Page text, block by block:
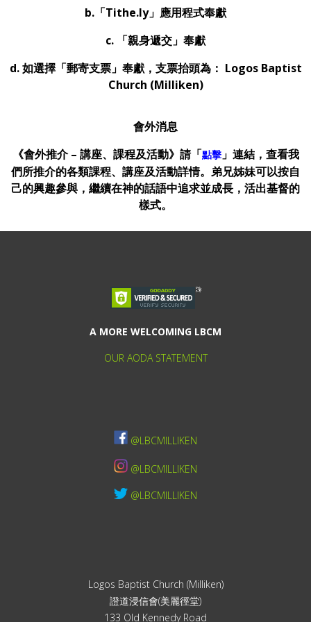
b. 「Tithe.ly」應用程式奉獻
c. 「親身遞交」奉獻
d. 如選擇「郵寄支票」奉獻，支票抬頭為： Logos Baptist
Church (Milliken)
會外消息
《會外推介 – 講座、課程及活動》請「點擊」連結，查看我
們所推介的各類課程、講座及活動詳情。弟兄姊妹可以按自
己的興趣參與，繼續在神的話語中追求並成長，活出基督的
樣式。
Logos Baptist Church (Milliken)
證道浸信會(美麗徑堂)
133 Old Kennedy Road
A MORE WELCOMING LBCM
OUR AODA STATEMENT
@LBCMILLIKEN
@LBCMILLIKEN
@LBCMILLIKEN